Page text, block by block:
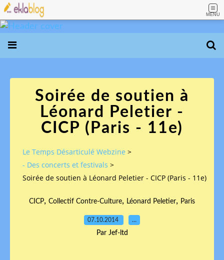
MENU
Soirée de soutien à
Léonard Peletier -
CICP (Paris - 11e)
Le Temps Désarticulé Webzine >
- Des concerts et festivals >
Soirée de soutien à Léonard Peletier - CICP (Paris - 11e)
CICP, Collectif Contre-Culture, Léonard Peletier, Paris
07.10.2014 …
Par Jef-ltd